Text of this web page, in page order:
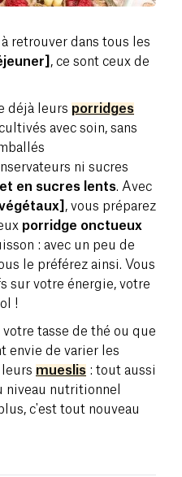
retrouver dans tous les
, ce sont ceux de
déjà leurs porridges
avec soin, sans
ni sucres
en sucres lents. Avec
, vous préparez
porridge onctueux
: avec un peu de
le préférez ainsi. Vous
sur votre énergie, votre
!
tasse de thé ou que
envie de varier les
mueslis : tout aussi
niveau nutritionnel
c'est tout nouveau